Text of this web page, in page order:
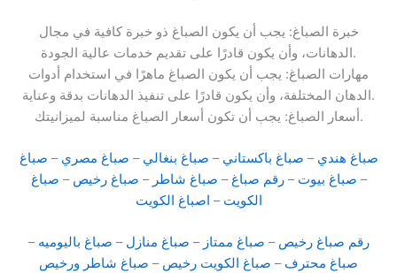
خبرة الصباغ: يجب أن يكون الصباغ ذو خبرة كافية في مجال
الدهانات، وأن يكون قادرًا على تقديم خدمات عالية الجودة.
مهارات الصباغ: يجب أن يكون الصباغ ماهرًا في استخدام أدوات
الدهان المختلفة، وأن يكون قادرًا على تنفيذ الدهانات بدقة وعناية.
أسعار الصباغ: يجب أن تكون أسعار الصباغ مناسبة لميزانيتك.
صباغ هندي – صباغ باكستاني – صباغ بنغالي – صباغ مصري – صباغ
– صباغ بيوت –رقم صباغ – صباغ شاطر – صباغ رخيص – صباغ
الكويت – اصباغ الكويت
رقم صباغ رخيص – صباغ ممتاز – صباغ منازل – صباغ باليوميه –
صباغ محترف – صباغ الكويت رخيص – صباغ شاطر ورخيص